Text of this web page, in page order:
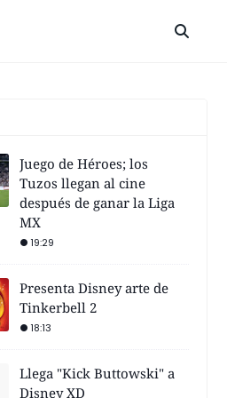
Juego de Héroes; los
Tuzos llegan al cine
después de ganar la Liga
MX
19:29
Presenta Disney arte de
Tinkerbell 2
18:13
Llega "Kick Buttowski" a
Disney XD